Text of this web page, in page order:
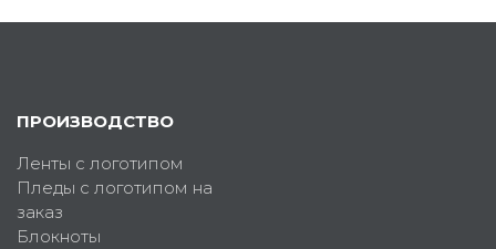
ПРОИЗВОДСТВО
Ленты с логотипом
Пледы с логотипом на
заказ
Блокноты